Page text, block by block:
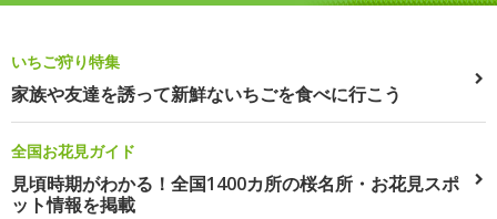
いちご狩り特集
家族や友達を誘って新鮮ないちごを食べに行こう
全国お花見ガイド
見頃時期がわかる！全国1400カ所の桜名所・お花見スポ
ット情報を掲載